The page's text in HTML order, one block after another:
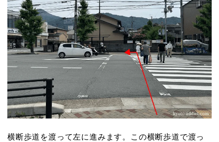
横断歩道を渡って左に進みます。この横断歩道で渡っ